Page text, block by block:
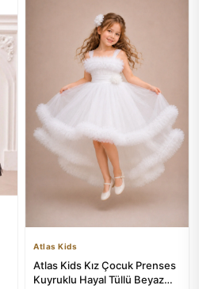
Atlas Kids
Atlas Kids Kız Çocuk Prenses
Kuyruklu Hayal Tüllü Beyaz